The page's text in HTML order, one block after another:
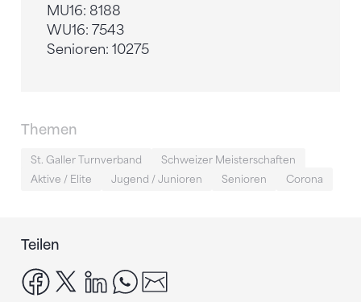
MU16: 8188
WU16: 7543
Senioren: 10275
Themen
St. Galler Turnverband
Schweizer Meisterschaften
Aktive / Elite
Jugend / Junioren Senioren Corona
Teilen
facebook
x linkedinwhatsapp